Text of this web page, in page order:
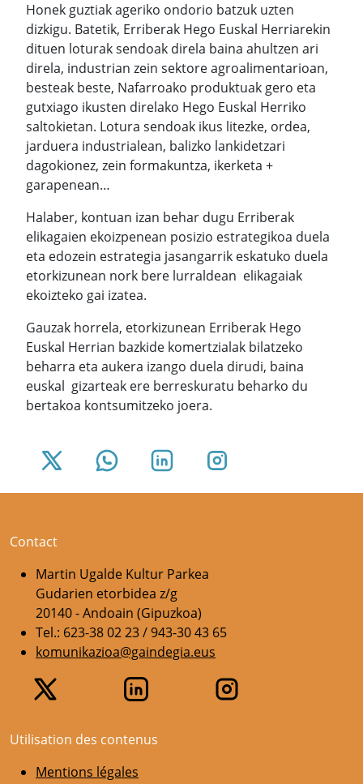
Honek guztiak ageriko ondorio batzuk uzten
dizkigu. Batetik, Erriberak Hego Euskal Herriarekin
dituen loturak sendoak direla baina ahultzen ari
direla, industrian zein sektore agroalimentarioan,
besteak beste, Nafarroako produktuak gero eta
gutxiago ikusten direlako Hego Euskal Herriko
saltokietan. Lotura sendoak ikus litezke, ordea,
jarduera industrialean, balizko lankidetzari
dagokionez, zein formakuntza, ikerketa +
garapenean…
Halaber, kontuan izan behar dugu Erriberak
elikagaien ekoizpenean posizio estrategikoa duela
eta edozein estrategia jasangarrik eskatuko duela
etorkizunean nork bere lurraldean elikagaiak
ekoizteko gai izatea.
Gauzak horrela, etorkizunean Erriberak Hego
Euskal Herrian bazkide komertzialak bilatzeko
beharra eta aukera izango duela dirudi, baina
euskal gizarteak ere berreskuratu beharko du
bertakoa kontsumitzeko joera.
Contact
Martin Ugalde Kultur Parkea
Gudarien etorbidea z/g
20140 - Andoain (Gipuzkoa)
Tel.: 623-38 02 23 / 943-30 43 65
komunikazioa@gaindegia.eus
Utilisation des contenus
Mentions légales